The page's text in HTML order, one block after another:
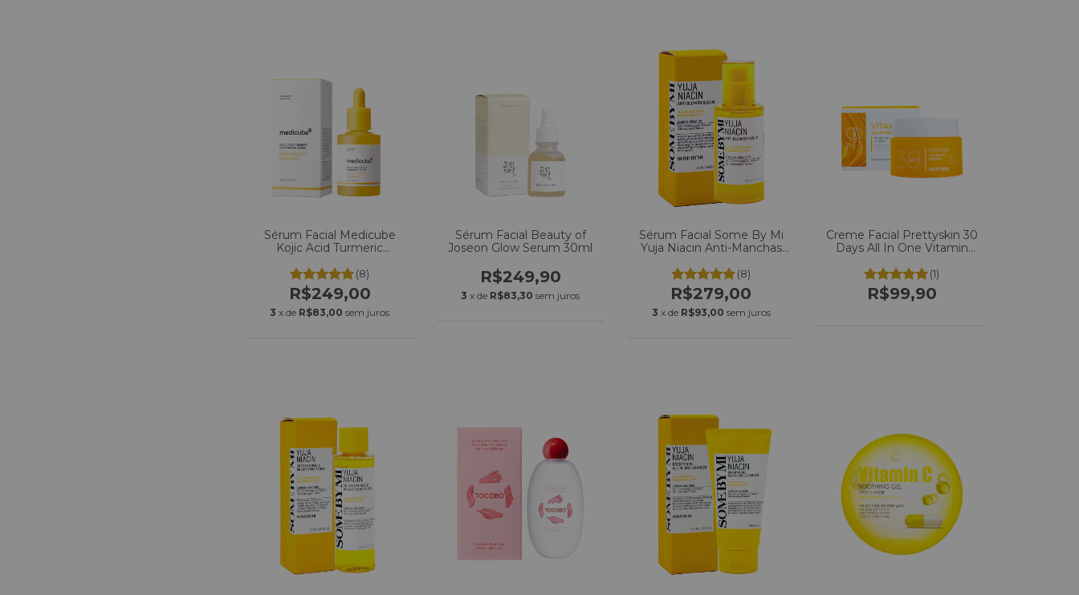
Sérum Facial Medicube
Kojic Acid Turmeric
(8)
R$249,00
3 x de R$83,00 sem juros
Sérum Facial Beauty of
Joseon Glow Serum 30ml
R$249,90
3 x de R$83,30 sem juros
Sérum Facial Some By Mi
Yuja Niacin Anti-Manchas
(8)
R$279,00
3 x de R$93,00 sem juros
Creme Facial Prettyskin 30
Days All In One Vitamin
(1)
R$99,90